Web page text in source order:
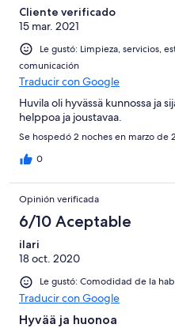
Cliente verificado
15 mar. 2021
Le gustó: Limpieza, servicios,
comunicación
Traducir con Google
Huvila oli hyvässä kunnossa ja
helppoa ja joustavaa.
Se hospedó 2 noches en marzo de
0
Opinión verificada
6/10 Aceptable
ilari
18 oct. 2020
Le gustó: Comodidad de la
Traducir con Google
Hyvää ja huonoa